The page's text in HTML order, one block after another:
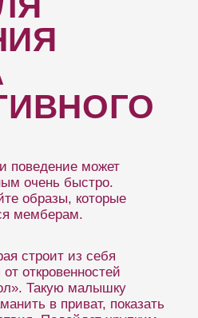
образ
и другие
флиртуйте,